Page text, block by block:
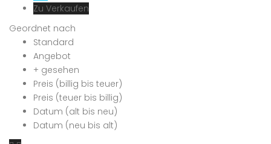
Zu Verkaufen
Geordnet nach
Standard
Angebot
+ gesehen
Preis (billig bis teuer)
Preis (teuer bis billig)
Datum (alt bis neu)
Datum (neu bis alt)